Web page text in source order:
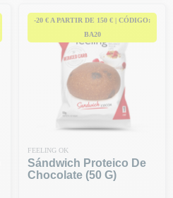
-20 € A PARTIR DE 150 € | CÓDIGO:
BA20
FEELING OK
Sándwich Proteico De
Chocolate (50 G)